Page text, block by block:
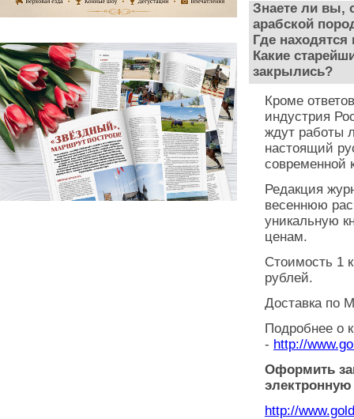
Знаете ли вы,
арабской
Где
Какие
закрылись?
Кроме
индустрия
ждут работы
настоящий
современной
Редакция
весеннюю
уникальную
ценам.
Стоимость 1
рублей.
Доставка по
Подробнее о
- http://
Оформить
http://